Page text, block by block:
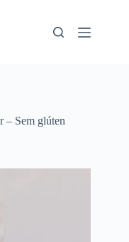
– Sem glúten